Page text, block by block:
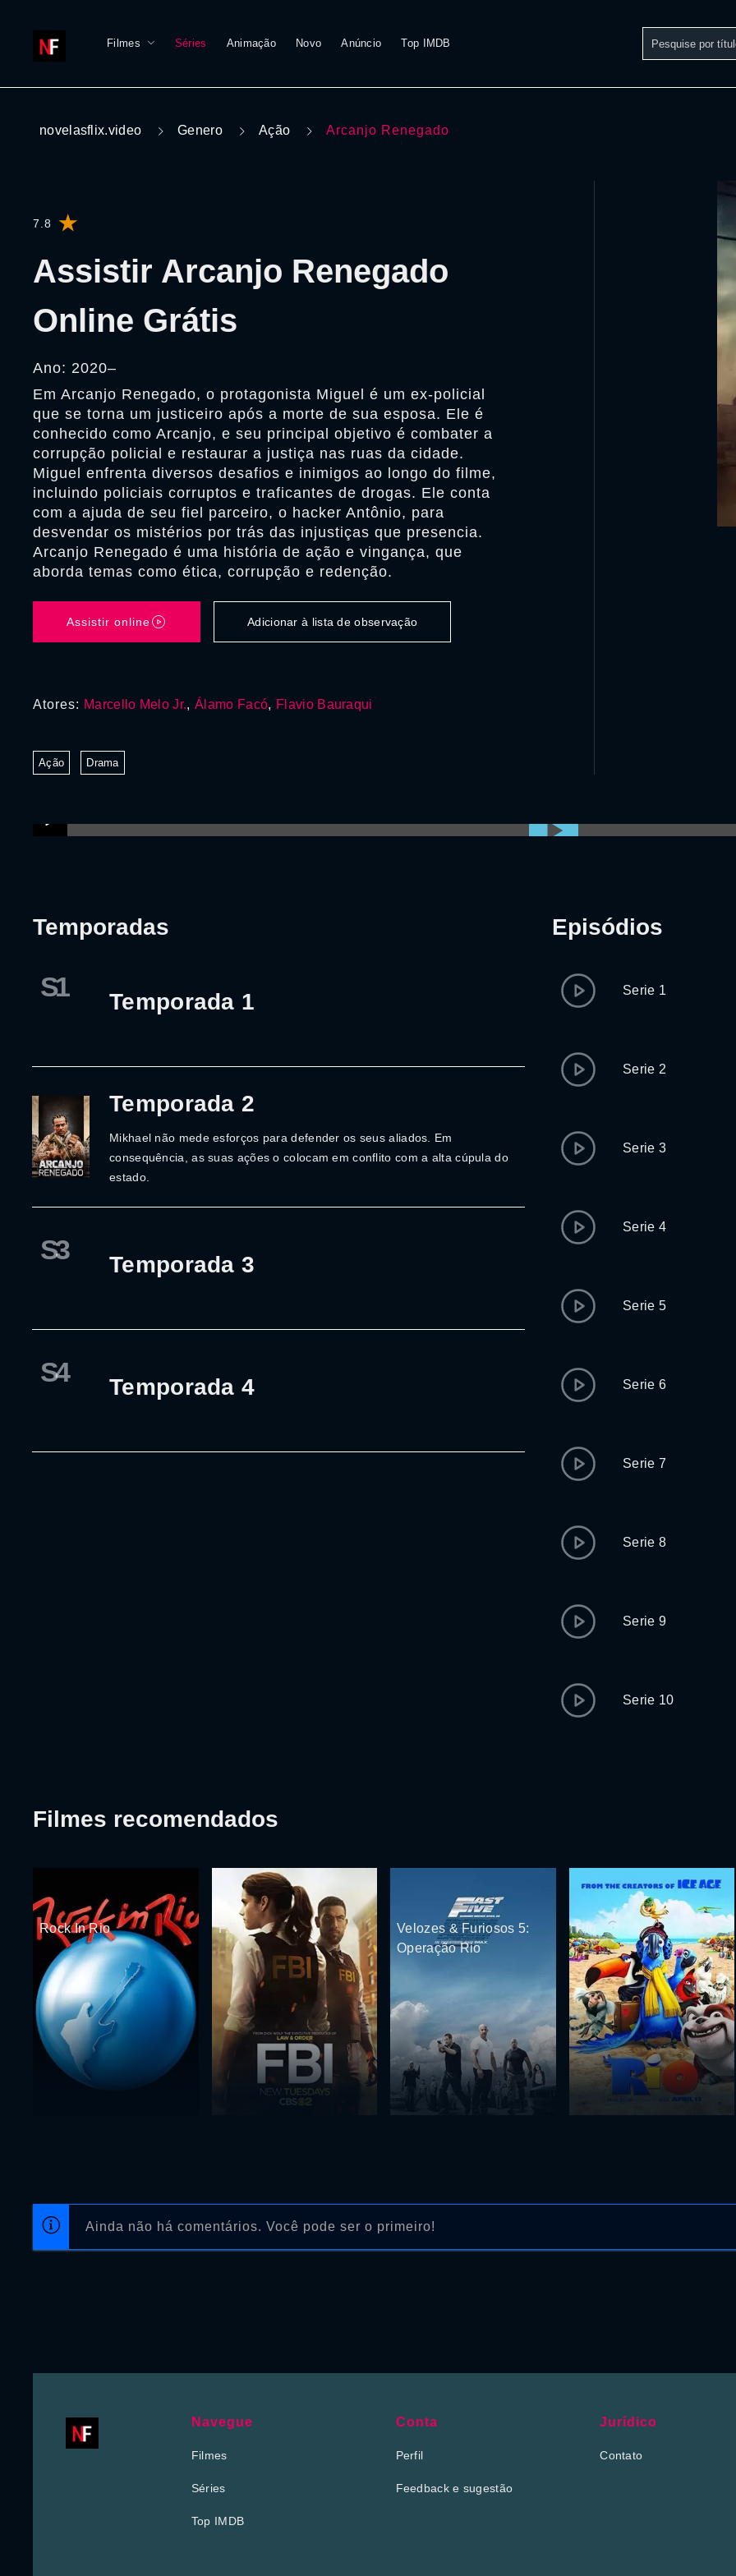
Filmes Séries Animação Novo Anúncio Top IMDB
novelasflix.video Genero Ação Arcanjo Renegado
7.8
Assistir Arcanjo Renegado
Online Grátis
Ano: 2020–
Em Arcanjo Renegado, o protagonista Miguel é um ex-policial
que se torna um justiceiro após a morte de sua esposa. Ele é
conhecido como Arcanjo, e seu principal objetivo é combater a
corrupção policial e restaurar a justiça nas ruas da cidade.
Miguel enfrenta diversos desafios e inimigos ao longo do filme,
incluindo policiais corruptos e traficantes de drogas. Ele conta
com a ajuda de seu fiel parceiro, o hacker Antônio, para
desvendar os mistérios por trás das injustiças que presencia.
Arcanjo Renegado é uma história de ação e vingança, que
aborda temas como ética, corrupção e redenção.
Assistir online Adicionar à lista de observação
Atores: Marcello Melo Jr.,Álamo Facó, Flavio Bauraqui
Ação Drama
Temporadas
S1 Temporada 1
Temporada 2
Mikhael não mede esforços para defender os seus aliados. Em
consequência, as suas ações o colocam em conflito com a alta cúpula do
estado.
S3 Temporada 3
S4 Temporada 4
Episódios
Serie 1
Serie 2
Serie 3
Serie 4
Serie 5
Serie 6
Serie 7
Serie 8
Serie 9
Serie 10
Ainda não há comentários. Você pode ser o primeiro!
Filmes recomendados
Rock In Rio F.B.I
Velozes & Furiosos 5:
Operação Rio
Rio
Navegue
Filmes
Séries
Top IMDB
Conta
Perfil
Feedback e sugestão
Jurídico
Contato